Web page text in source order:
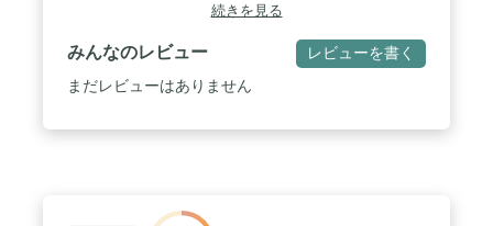
続きを見る
みんなのレビュー レビューを書く
まだレビューはありません